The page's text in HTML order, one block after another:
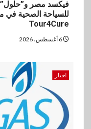
فيكسد مصر و”حلول”
للسياحة الصحية في
Tour4Cure
اخبار